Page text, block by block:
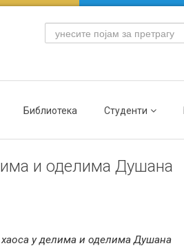
Библиотека Студенти
и оделима Душана
хаоса у делима и оделима Душана